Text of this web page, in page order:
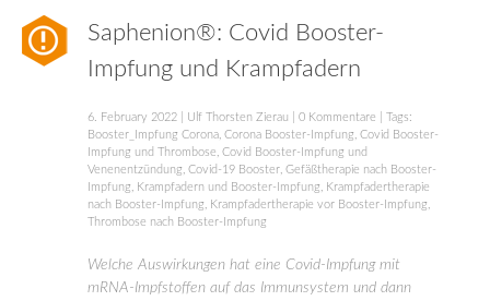
Saphenion®: Covid Booster-
Impfung und Krampfadern
6. February 2022 Ulf Thorsten Zierau 0 Kommentare | Tags:
Booster_Impfung Corona Corona Booster-Impfung Covid Booster-
Impfung und Thrombose Covid Booster-Impfung und
Venenentzündung Covid-19 Booster Gefäßtherapie nach Booster-
Impfung
Krampfadern und Booster-Impfung
Krampfadertherapie
nach Booster-Impfung
Krampfadertherapie vor Booster-Impfung
Thrombose nach Booster-Impfung
Welche Auswirkungen hat eine Covid-Impfung mit
mRNA-Impfstoffen auf das Immunsystem und dann